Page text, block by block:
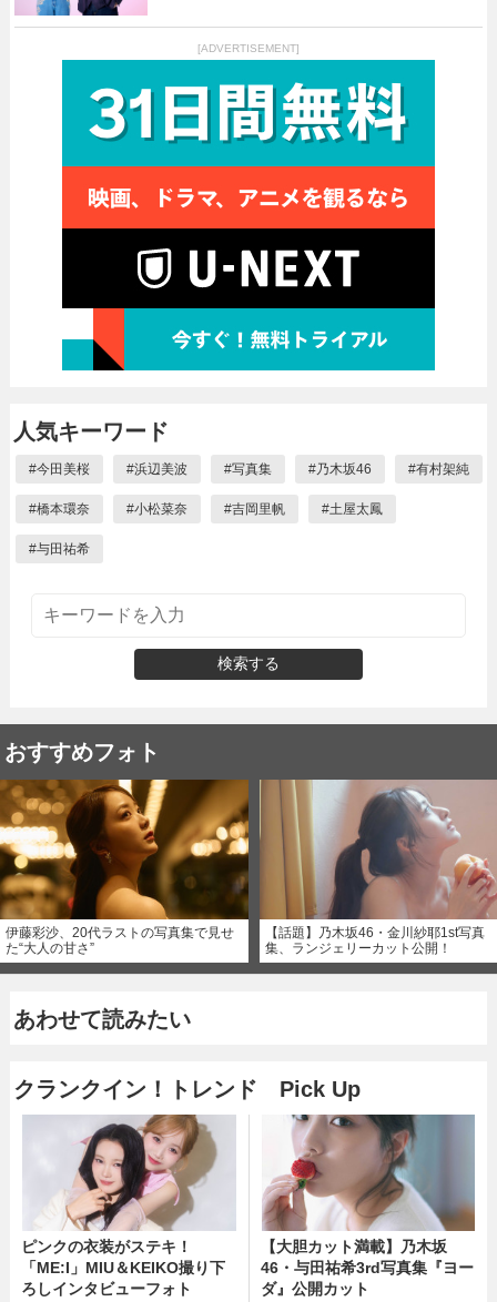
[ADVERTISEMENT]
人気キーワード
#今田美桜 #浜辺美波 #写真集 #乃木坂46 #有村架純
#橋本環奈 #小松菜奈 #吉岡里帆 #土屋太鳳
#与田祐希
検索する
おすすめフォト
伊藤彩沙、20代ラストの写真集で見せ
た“大人の甘さ”
【話題】乃木坂46・金川紗耶1st写真
集、ランジェリーカット公開！
あわせて読みたい
クランクイン！トレンド Pick Up
ピンクの衣装がステキ！
「ME:I」MIU＆KEIKO撮り下
ろしインタビューフォト
【大胆カット満載】乃木坂
46・与田祐希3rd写真集『ヨー
ダ』公開カット